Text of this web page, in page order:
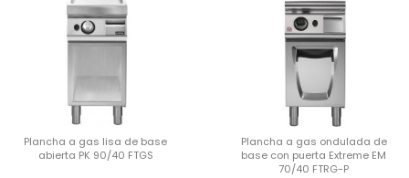
Plancha a gas lisa de base
abierta PK 90/40 FTGS
Plancha a gas ondulada de
base con puerta Extreme EM
70/40 FTRG-P